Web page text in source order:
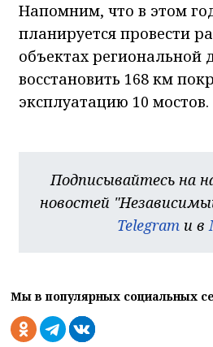
Напомним, что в этом
планируется провести
объектах региональной
восстановить 168 км
эксплуатацию 10 мостов.
Подписывайтесь на
новостей
Telegram и в
Мы в популярных социальных